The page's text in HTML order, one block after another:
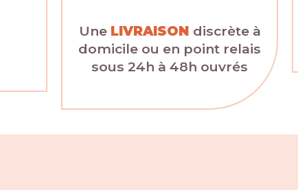
Une LIVRAISON discrète à
domicile ou en point relais
sous 24h à 48h ouvrés